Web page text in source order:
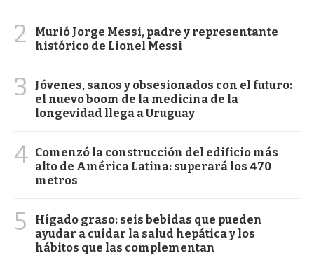
2
Murió Jorge Messi, padre y representante
histórico de Lionel Messi
3
Jóvenes, sanos y obsesionados con el futuro:
el nuevo boom de la medicina de la
longevidad llega a Uruguay
4 Comenzó la construcción del edificio más
alto de América Latina: superará los 470
metros
5
Hígado graso: seis bebidas que pueden
ayudar a cuidar la salud hepática y los
hábitos que las complementan